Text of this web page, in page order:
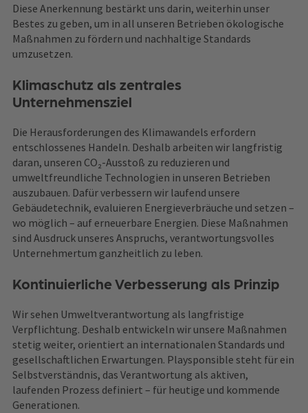
Diese Anerkennung bestärkt uns darin, weiterhin unser
Bestes zu geben, um in all unseren Betrieben ökologische
Maßnahmen zu fördern und nachhaltige Standards
umzusetzen.
Klimaschutz als zentrales
Unternehmensziel
Die Herausforderungen des Klimawandels erfordern
entschlossenes Handeln. Deshalb arbeiten wir langfristig
daran, unseren CO₂‑Ausstoß zu reduzieren und
umweltfreundliche Technologien in unseren Betrieben
auszubauen. Dafür verbessern wir laufend unsere
Gebäudetechnik, evaluieren Energieverbräuche und setzen –
wo möglich – auf erneuerbare Energien. Diese Maßnahmen
sind Ausdruck unseres Anspruchs, verantwortungsvolles
Unternehmertum ganzheitlich zu leben.
Kontinuierliche Verbesserung als Prinzip
Wir sehen Umweltverantwortung als langfristige
Verpflichtung. Deshalb entwickeln wir unsere Maßnahmen
stetig weiter, orientiert an internationalen Standards und
gesellschaftlichen Erwartungen. Playsponsible steht für ein
Selbstverständnis, das Verantwortung als aktiven,
laufenden Prozess definiert – für heutige und kommende
Generationen.